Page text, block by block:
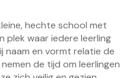
hechte school met
plek waar iedere leerling
naam en vormt relatie de
de tijd om leerlingen